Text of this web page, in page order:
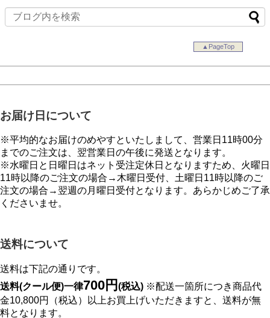
▲PageTop
お届け日について
※平均的なお届けのめやすといたしまして、営業日11時00分
までのご注文は、翌営業日の午後に発送となります。
※水曜日と日曜日はネット受注定休日となりますため、火曜日
11時以降のご注文の場合→木曜日受付、土曜日11時以降のご
注文の場合→翌週の月曜日受付となります。あらかじめご了承
くださいませ。
送料について
送料は下記の通りです。
送料(クール便)一律700円 (税込) ※配送一箇所につき商品代
金10,800円（税込）以上お買上げいただきますと、送料が無
料となります。